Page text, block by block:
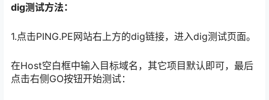
dig测试方法：
1.点击PING.PE网站右上方的dig链接，进入dig测试页面。
在Host空白框中输入目标域名，其它项目默认即可，最后
点击右侧GO按钮开始测试：